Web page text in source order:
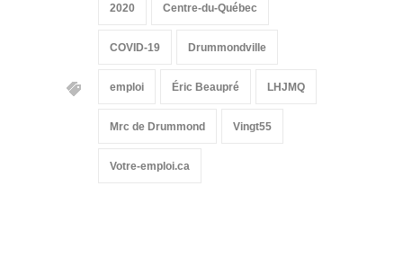
2020 Centre-du-Québec
COVID-19 Drummondville
emploi Éric Beaupré LHJMQ
Mrc de Drummond Vingt55
Votre-emploi.ca